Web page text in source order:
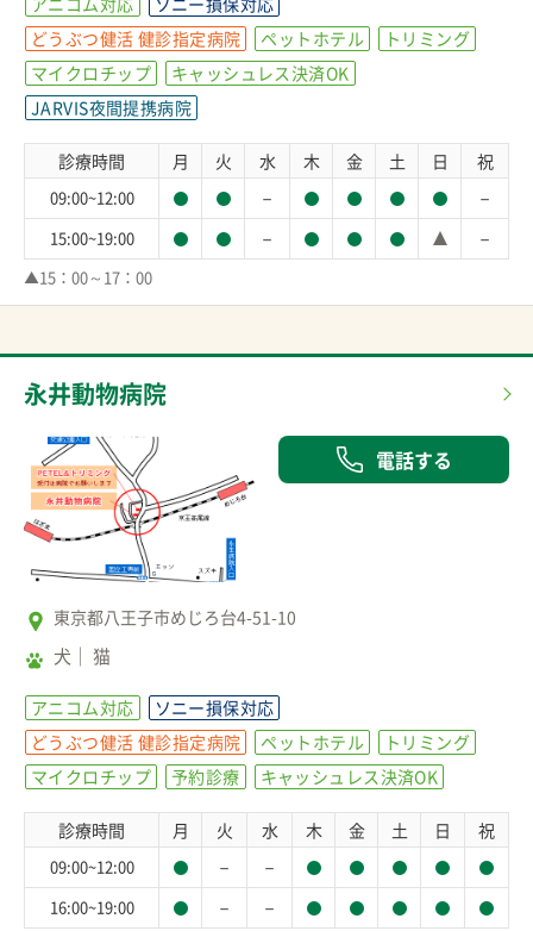
どうぶつ健活 健診指定病院
ペットホテル
トリミング
マイクロチップ
キャッシュレス決済OK
JARVIS夜間提携病院
診療時間 月 火 水 木 金 土 日 祝
09:00~12:00 － －
15:00~19:00 － －
▲15：00～17：00
永井動物病院
電話する
東京都八王子市めじろ台4-51-10
犬 猫
アニコム対応
ソニー損保対応
どうぶつ健活 健診指定病院
ペットホテル
トリミング
マイクロチップ
予約診療 キャッシュレス決済OK
診療時間 月 火 水 木 金 土 日 祝
09:00~12:00 － －
16:00~19:00 － －